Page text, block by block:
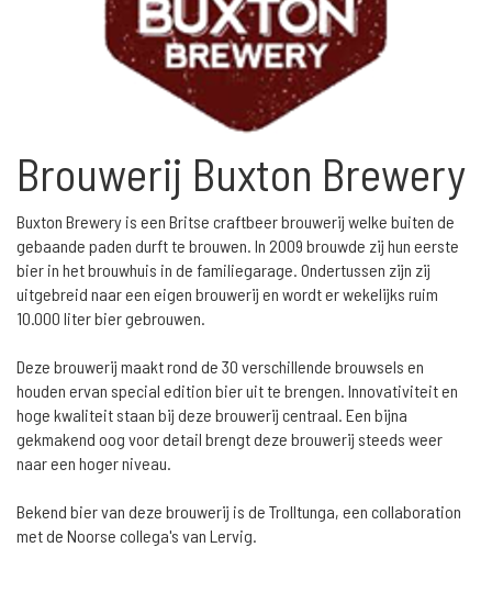
Brouwerij Buxton Brewery
Buxton Brewery is een Britse craftbeer brouwerij welke buiten de
gebaande paden durft te brouwen. In 2009 brouwde zij hun eerste
bier in het brouwhuis in de familiegarage. Ondertussen zijn zij
uitgebreid naar een eigen brouwerij en wordt er wekelijks ruim
10.000 liter bier gebrouwen.
Deze brouwerij maakt rond de 30 verschillende brouwsels en
houden ervan special edition bier uit te brengen. Innovativiteit en
hoge kwaliteit staan bij deze brouwerij centraal. Een bijna
gekmakend oog voor detail brengt deze brouwerij steeds weer
naar een hoger niveau.
Bekend bier van deze brouwerij is de Trolltunga, een collaboration
met de Noorse collega's van Lervig.